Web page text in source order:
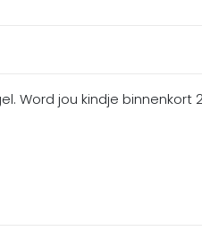
Word jou kindje